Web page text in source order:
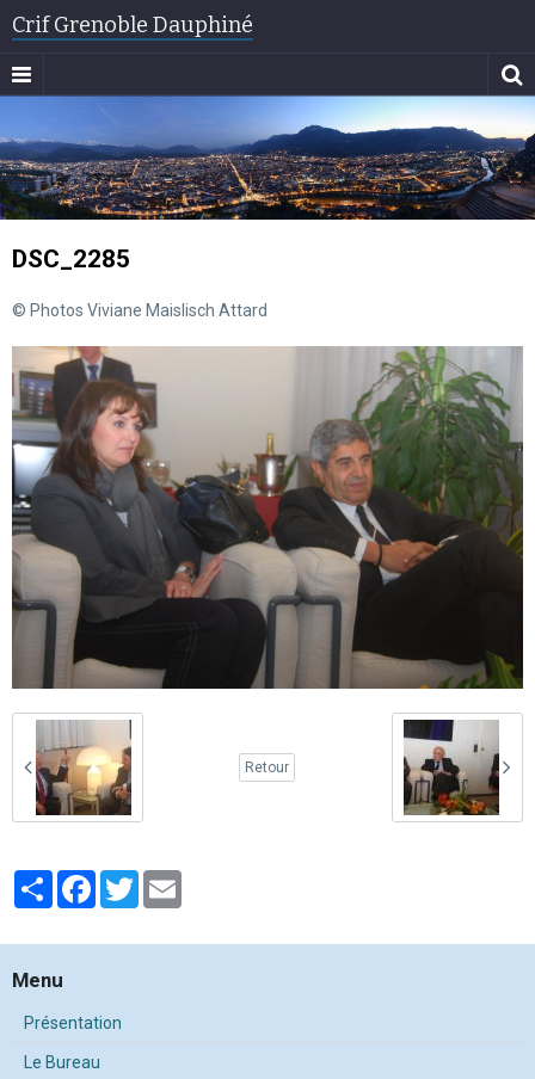
Crif Grenoble Dauphiné
DSC_2285
© Photos Viviane Maislisch Attard
Retour
PartagerFacebook
Twitter
Menu
Présentation
Le Bureau